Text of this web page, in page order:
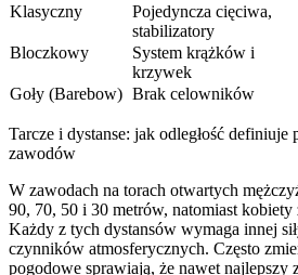
Klasyczny
Pojedyncza cięciwa,
stabilizatory
Bloczkowy
System krążków i
krzywek
Goły (Barebow) Brak celowników
Tarcze i dystanse: jak odległość definiuje
zawodów
W zawodach na torach otwartych
90, 70, 50 i 30 metrów, natomiast
Każdy z tych dystansów wymaga innej
czynników atmosferycznych. Często
pogodowe sprawiają, że nawet najlepszy